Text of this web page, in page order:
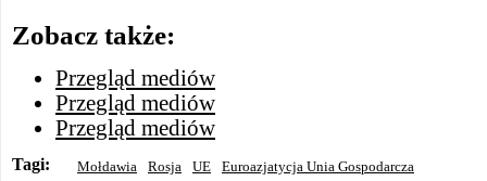
Zobacz także:
Przegląd mediów
Przegląd mediów
Przegląd mediów
Tagi: Mołdawia Rosja UE Euroazjatycja Unia Gospodarcza